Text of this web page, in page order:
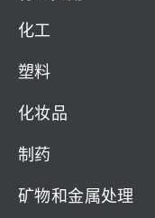
化工
塑料
化妆品
制药
矿物和金属处理